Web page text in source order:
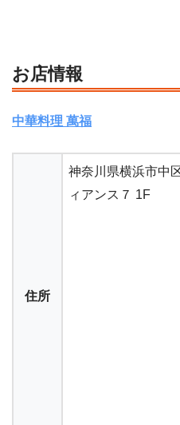
お店情報
中華料理 萬福
住所
神奈川県横浜市中
ィアンス７ 1F